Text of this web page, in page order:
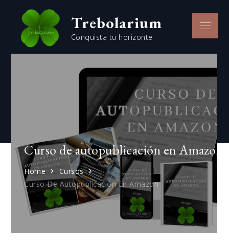
Trebolarium
Conquista tu horizonte
Curso de autopublicación en Amazon
Home
Cursos
Curso De Autopublicación En Amazon